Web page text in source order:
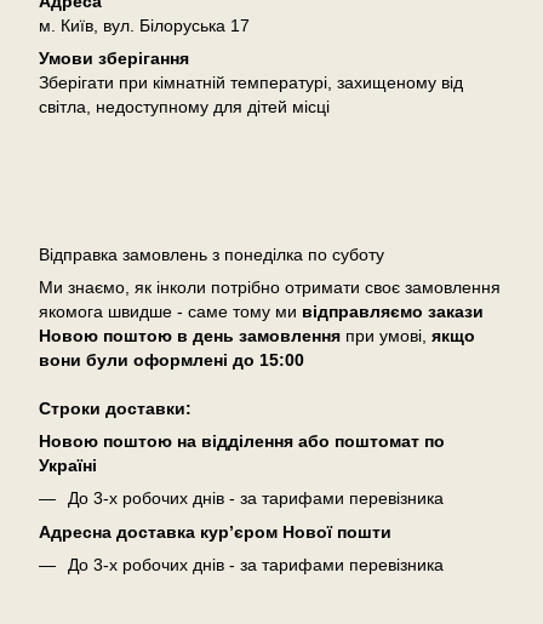
м. Київ, вул. Білоруська 17
Умови зберігання
Зберігати при кімнатній температурі, захищеному від
світла, недоступному для дітей місці
Відправка замовлень з понеділка по суботу
Ми знаємо, як інколи потрібно отримати своє замовлення
якомога швидше - саме тому ми відправляємо закази
Новою поштою в день замовлення при умові, якщо
вони були оформлені до 15:00
Cтроки доставки:
Новою поштою на відділення або поштомат по
Україні
До 3-х робочих днів - за тарифами перевізника
Адресна доставка кур’єром Нової пошти
До 3-х робочих днів - за тарифами перевізника